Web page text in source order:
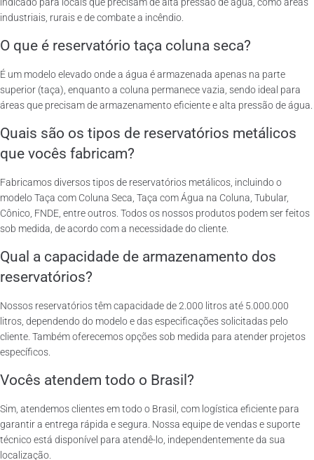
industriais, rurais e de combate a incêndio.
O que é reservatório taça coluna seca?
É um modelo elevado onde a água é armazenada apenas na parte
superior (taça), enquanto a coluna permanece vazia, sendo ideal para
áreas que precisam de armazenamento eficiente e alta pressão de água.
Quais são os tipos de reservatórios metálicos
que vocês fabricam?
Fabricamos diversos tipos de reservatórios metálicos, incluindo o
modelo Taça com Coluna Seca, Taça com Água na Coluna, Tubular,
Cônico, FNDE, entre outros. Todos os nossos produtos podem ser feitos
sob medida, de acordo com a necessidade do cliente.
Qual a capacidade de armazenamento dos
reservatórios?
Nossos reservatórios têm capacidade de 2.000 litros até 5.000.000
litros, dependendo do modelo e das especificações solicitadas pelo
cliente. Também oferecemos opções sob medida para atender projetos
específicos.
Vocês atendem todo o Brasil?
Sim, atendemos clientes em todo o Brasil, com logística eficiente para
garantir a entrega rápida e segura. Nossa equipe de vendas e suporte
técnico está disponível para atendê-lo, independentemente da sua
localização.